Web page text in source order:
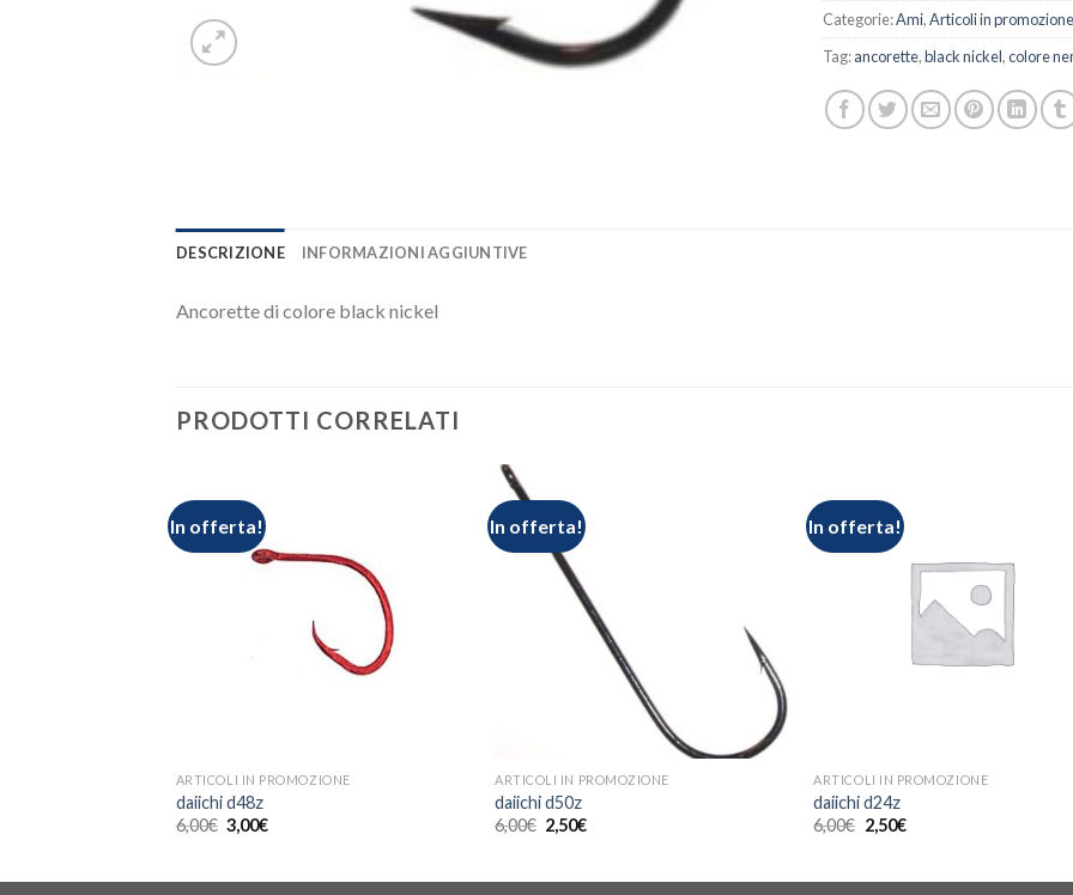
Categorie:Ami,Articoli in promozione
Tag:ancorette,black nickel,colore
DESCRIZIONE INFORMAZIONI AGGIUNTIVE
Ancorette di colore black nickel
PRODOTTI CORRELATI
In offerta!
ARTICOLI IN PROMOZIONE
daiichi d48z
6,00€ 3,00€
In offerta!
ARTICOLI IN PROMOZIONE
daiichi d50z
6,00€ 2,50€
In offerta!
ARTICOLI IN PROMOZIONE
daiichi d24z
6,00€ 2,50€